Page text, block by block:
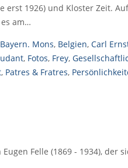
erst 1926) und Kloster Zeit.
am…
Bayern. Mons, Belgien, Carl
, Fotos, Frey,
, Patres & Fratres,
Felle (1869 - 1934), der